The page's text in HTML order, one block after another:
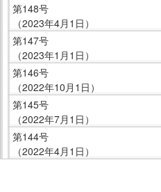
第148号
（2023年4月1日）
第147号
（2023年1月1日）
第146号
（2022年10月1日）
第145号
（2022年7月1日）
第144号
（2022年4月1日）